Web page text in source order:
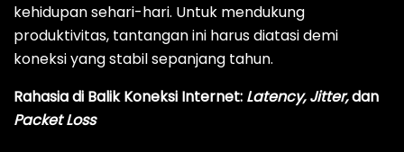
kehidupan sehari-hari. Untuk mendukung
produktivitas, tantangan ini harus diatasi demi
koneksi yang stabil sepanjang tahun.
Rahasia di Balik Koneksi Internet: Latency, Jitter,dan
Packet Loss